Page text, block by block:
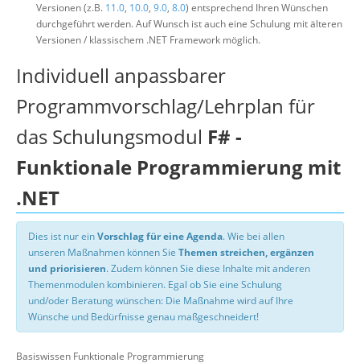
Versionen (z.B. 11.0, 10.0, 9.0, 8.0) entsprechend Ihren Wünschen
durchgeführt werden. Auf Wunsch ist auch eine Schulung mit älteren
Versionen / klassischem .NET Framework möglich.
Individuell anpassbarer
Programmvorschlag/Lehrplan für
das Schulungsmodul F# -
Funktionale Programmierung mit
.NET
Dies ist nur einVorschlag für eine Agenda. Wie bei allen
unseren Maßnahmen können Sie Themen streichen, ergänzen
und priorisieren. Zudem können Sie diese Inhalte mit anderen
Themenmodulen kombinieren. Egal ob Sie eine Schulung
und/oder Beratung wünschen: Die Maßnahme wird auf Ihre
Wünsche und Bedürfnisse genau maßgeschneidert!
Basiswissen Funktionale Programmierung